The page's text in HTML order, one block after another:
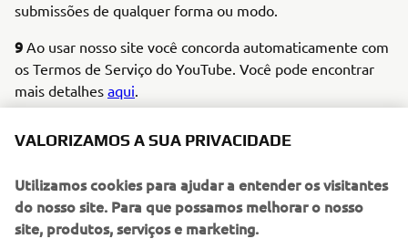
submissões de qualquer forma ou modo.
9 Ao usar nosso site você concorda automaticamente com
os Termos de Serviço do YouTube. Você pode encontrar
mais detalhes aqui.
iremos tratar a sua informação pessoal com grande
cuidado, porque respeitamos a privacidade dos visitantes
dos nossos Sites. Esta Política de Privacidade, que é parte
VALORIZAMOS A SUA PRIVACIDADE
Utilizamos cookies para ajudar a entender os visitantes
do nosso site. Para que possamos melhorar o nosso
site, produtos, serviços e marketing.